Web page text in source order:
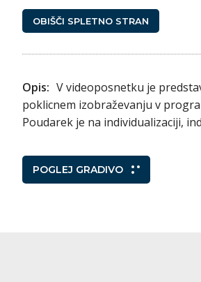
OBIŠČI SPLETNO STRAN
Opis: V videoposnetku je
poklicnem izobraževanju v
Poudarek je na individualizaciji,
POGLEJ GRADIVO